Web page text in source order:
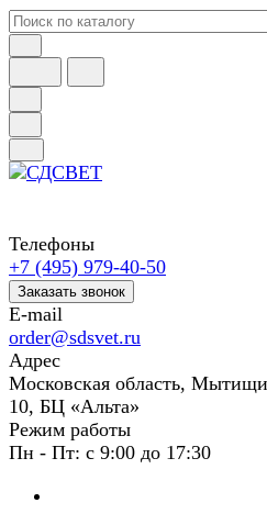
Телефоны
+7 (495) 979-40-50
Заказать звонок
E-mail
order@sdsvet.ru
Адрес
Московская область,
10, БЦ «Альта»
Режим работы
Пн - Пт: с 9:00 до 17:30